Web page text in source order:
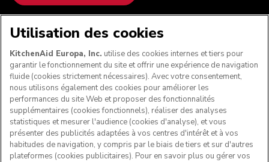
NOUS ACCEPTONS
SUIVEZ-NOUS
Utilisation des cookies
KitchenAid Europa, Inc. utilise des cookies internes et tiers pour
garantir le fonctionnement du site et offrir une expérience de navigation
fluide (cookies strictement nécessaires). Avec votre consentement,
nous utilisons également des cookies pour améliorer les
performances du site Web et proposer des fonctionnalités
supplémentaires (cookies fonctionnels), réaliser des analyses
statistiques et mesurer l'audience (cookies d'analyse), et vous
présenter des publicités adaptées à vos centres d'intérêt et à vos
habitudes de navigation, y compris par le biais de tiers et sur d'autres
plateformes (cookies publicitaires). Pour en savoir plus ou gérer vos